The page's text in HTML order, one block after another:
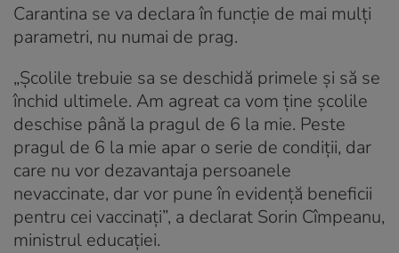
Carantina se va declara în funcție de mai mulți
parametri, nu numai de prag.
„Școlile trebuie sa se deschidă primele și să se
închid ultimele. Am agreat ca vom ține școlile
deschise până la pragul de 6 la mie. Peste
pragul de 6 la mie apar o serie de condiții, dar
care nu vor dezavantaja persoanele
nevaccinate, dar vor pune în evidență beneficii
pentru cei vaccinați”, a declarat Sorin Cîmpeanu,
ministrul educației.